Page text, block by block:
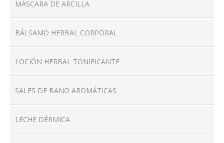
MÁSCARA DE ARCILLA
BÁLSAMO HERBAL CORPORAL
LOCIÓN HERBAL TONIFICANTE
SALES DE BAÑO AROMÁTICAS
LECHE DÉRMICA